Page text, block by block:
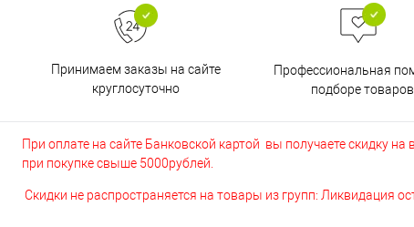
Принимаем заказы на сайте
круглосуточно
Профессиональная
подборе товаров
При оплате на сайте Банковской картой вы получаете скидку на
при покупке свыше 5000рублей.
Скидки не распространяется на товары из групп: Ликвидация